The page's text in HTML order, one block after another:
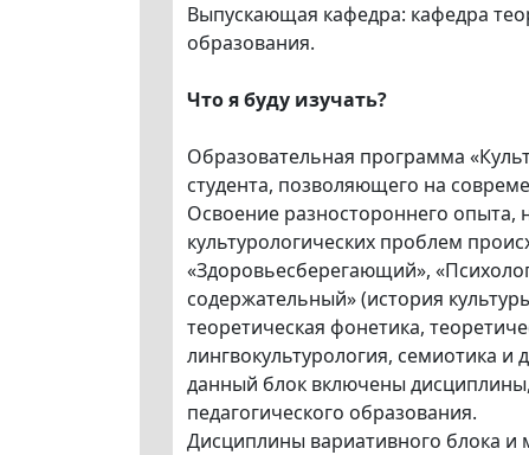
Выпускающая кафедра: кафедра
образования.
Что я буду изучать?
Образовательная программа
студента, позволяющего на
Освоение разностороннего опыта,
культурологических проблем
«Здоровьесберегающий»,
содержательный» (история
теоретическая фонетика,
лингвокультурология, семиотика
данный блок включены дисциплины,
педагогического образования.
Дисциплины вариативного блока и